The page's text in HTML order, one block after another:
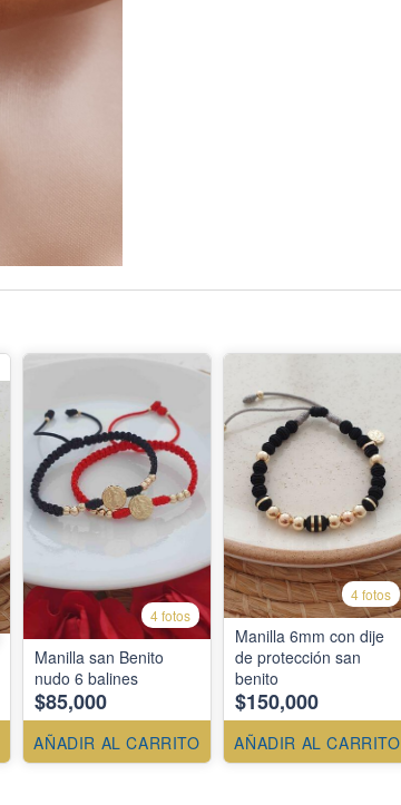
4 fotos
Manilla san Benito
nudo 6 balines
$85,000
AÑADIR AL CARRITO
4 fotos
Manilla 6mm con dije
de protección san
benito
$150,000
AÑADIR AL CARRITO